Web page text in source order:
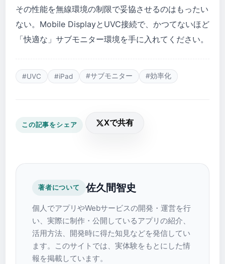
その性能を無線環境の制限で妥協させるのはもったい
ない。Mobile DisplayとUVC接続で、かつてないほど
「快適な」サブモニター環境を手に入れてください。
#UVC #iPad #サブモニター #効率化
この記事をシェア Xで共有
著者について 佐久間智史
個人でアプリやWebサービスの開発・運営を行
い、実際に制作・公開しているアプリの紹介、
活用方法、開発時に得た知見などを発信してい
ます。このサイトでは、実体験をもとにした情
報を掲載しています。